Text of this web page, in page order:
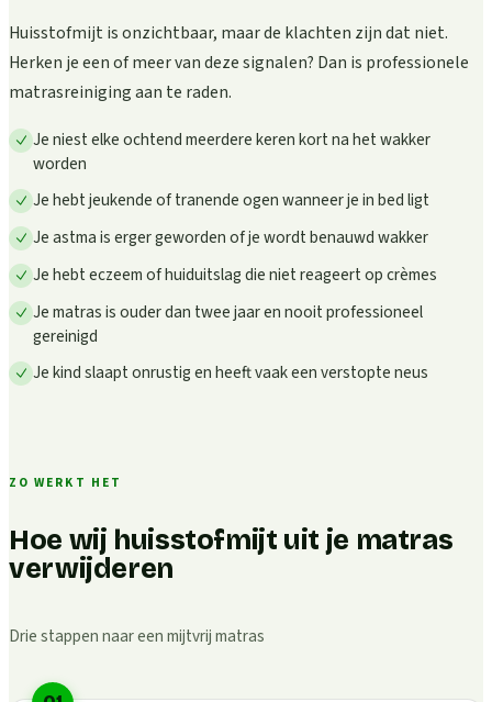
Huisstofmijt is onzichtbaar, maar de klachten zijn dat niet.
Herken je een of meer van deze signalen? Dan is professionele
matrasreiniging aan te raden.
Je niest elke ochtend meerdere keren kort na het wakker
worden
Je hebt jeukende of tranende ogen wanneer je in bed ligt
Je astma is erger geworden of je wordt benauwd wakker
Je hebt eczeem of huiduitslag die niet reageert op crèmes
Je matras is ouder dan twee jaar en nooit professioneel
gereinigd
Je kind slaapt onrustig en heeft vaak een verstopte neus
ZO WERKT HET
Hoe wij huisstofmijt uit je matras
verwijderen
Drie stappen naar een mijtvrij matras